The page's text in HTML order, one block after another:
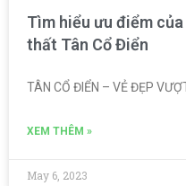
Tìm hiểu ưu điểm
thất Tân Cổ Điển
TÂN CỔ ĐIỂN – VẺ ĐẸP
XEM THÊM »
May 6, 2023